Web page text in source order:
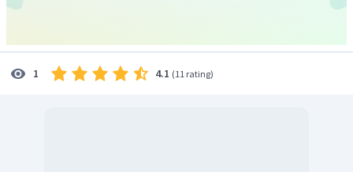
1 4.1 (11 rating)